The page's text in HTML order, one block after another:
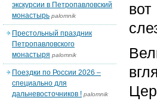
экскурсии в Петропавловский
монастырь palomnik
Престольный праздник
Петропавловского
монастыря palomnik
Поездки по России 2026 –
специально для
дальневосточников ! palomnik